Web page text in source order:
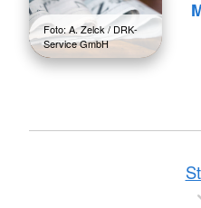
Foto: A. Zelck / DRK-
Service GmbH